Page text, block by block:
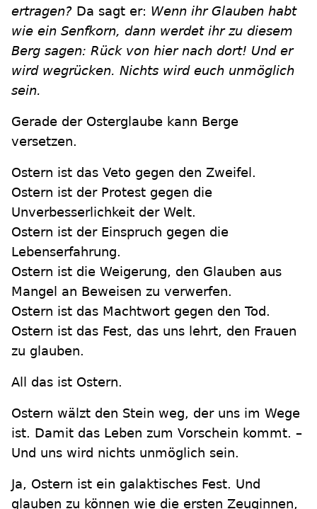
ertragen? Da sagt er: Wenn ihr Glauben habt
wie ein Senfkorn, dann werdet ihr zu diesem
Berg sagen: Rück von hier nach dort! Und er
wird wegrücken. Nichts wird euch unmöglich
sein.
Gerade der Osterglaube kann Berge
versetzen.
Ostern ist das Veto gegen den Zweifel.
Ostern ist der Protest gegen die
Unverbesserlichkeit der Welt.
Ostern ist der Einspruch gegen die
Lebenserfahrung.
Ostern ist die Weigerung, den Glauben aus
Mangel an Beweisen zu verwerfen.
Ostern ist das Machtwort gegen den Tod.
Ostern ist das Fest, das uns lehrt, den Frauen
zu glauben.
All das ist Ostern.
Ostern wälzt den Stein weg, der uns im Wege
ist. Damit das Leben zum Vorschein kommt. –
Und uns wird nichts unmöglich sein.
Ja, Ostern ist ein galaktisches Fest. Und
glauben zu können wie die ersten Zeuginnen,